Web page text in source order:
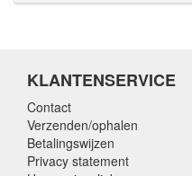
KLANTENSERVICE
Contact
Verzenden/ophalen
Betalingswijzen
Privacy statement